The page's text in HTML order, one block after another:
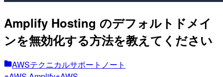
Amplify Hosting のデフォルトドメイ
ンを無効化する方法を教えてください
AWSテクニカルサポートノート